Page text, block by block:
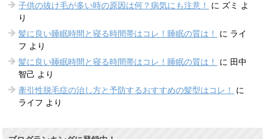
子供の抜け毛が多い時の原因は何？病気にも注意！
に ズミ よ
り
髪に良い睡眠時間と寝る時間帯はコレ！睡眠の質は！
に ライ
フ より
髪に良い睡眠時間と寝る時間帯はコレ！睡眠の質は！
に 田中
智己 より
牽引性脱毛症の治し方と予防するおすすめの髪型はコレ！
に
ライフ より